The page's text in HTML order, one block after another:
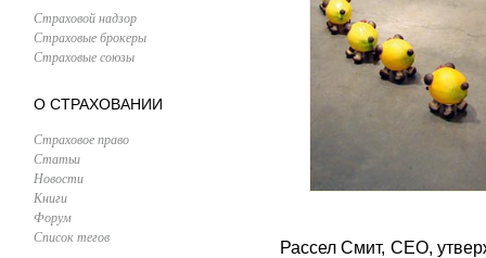
Страховой надзор
Страховые брокеры
Страховые союзы
О СТРАХОВАНИИ
Страховое право
Статьи
Новости
Книги
Форум
Список тегов
Рассел Смит, СЕО,